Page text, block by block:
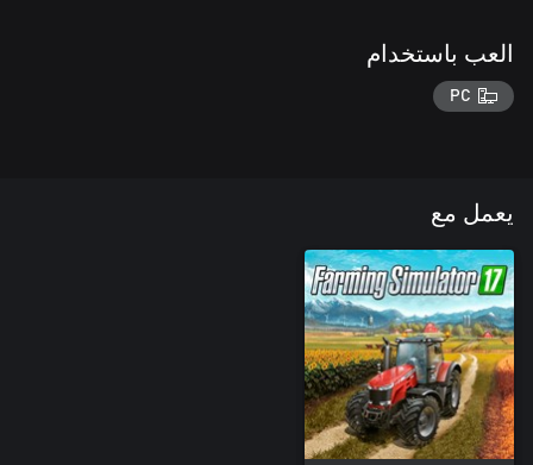
العب باستخدام
PC
يعمل مع